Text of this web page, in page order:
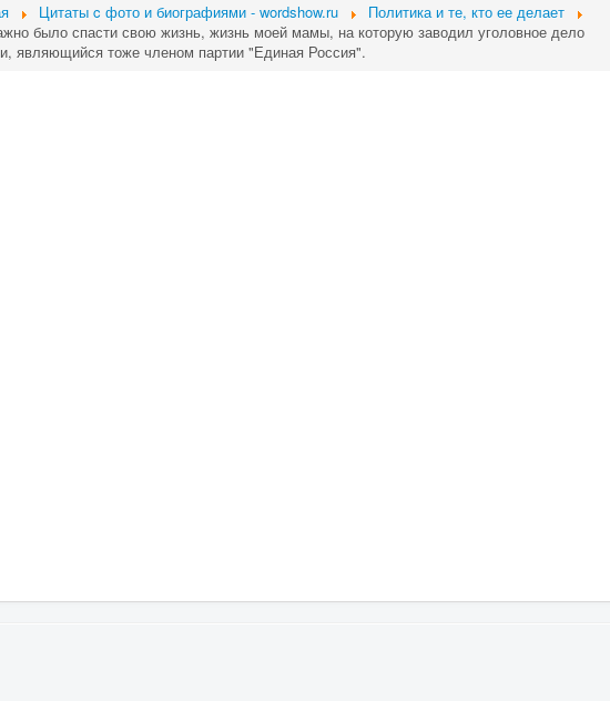
Цитаты c фото и биографиями - wordshow.ru
Политика и те, кто ее делает
было спасти свою жизнь, жизнь моей мамы, на которую заводил уголовное дело
являющийся тоже членом партии "Единая Россия".